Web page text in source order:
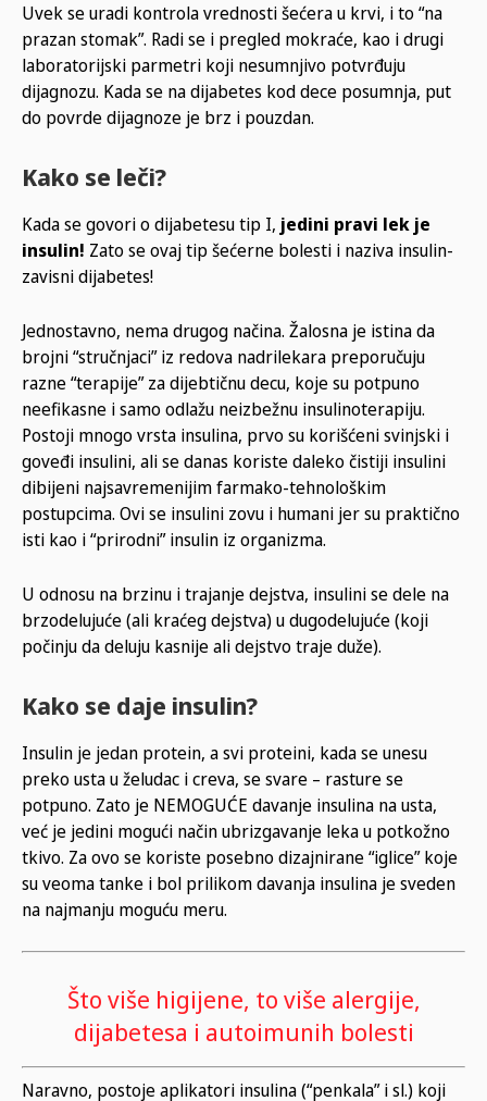
Uvek se uradi kontrola vrednosti šećera u krvi, i to “na
prazan stomak”. Radi se i pregled mokraće, kao i drugi
laboratorijski parmetri koji nesumnjivo potvrđuju
dijagnozu. Kada se na dijabetes kod dece posumnja, put
do povrde dijagnoze je brz i pouzdan.
Kako se leči?
Kada se govori o dijabetesu tip I, jedini pravi lek je
insulin! Zato se ovaj tip šećerne bolesti i naziva insulin-
zavisni dijabetes!
Jednostavno, nema drugog načina. Žalosna je istina da
brojni “stručnjaci” iz redova nadrilekara preporučuju
razne “terapije” za dijebtičnu decu, koje su potpuno
neefikasne i samo odlažu neizbežnu insulinoterapiju.
Postoji mnogo vrsta insulina, prvo su korišćeni svinjski i
goveđi insulini, ali se danas koriste daleko čistiji insulini
dibijeni najsavremenijim farmako-tehnološkim
postupcima. Ovi se insulini zovu i humani jer su praktično
isti kao i “prirodni” insulin iz organizma.
U odnosu na brzinu i trajanje dejstva, insulini se dele na
brzodelujuće (ali kraćeg dejstva) u dugodelujuće (koji
počinju da deluju kasnije ali dejstvo traje duže).
Kako se daje insulin?
Insulin je jedan protein, a svi proteini, kada se unesu
preko usta u želudac i creva, se svare – rasture se
potpuno. Zato je NEMOGUĆE davanje insulina na usta,
već je jedini mogući način ubrizgavanje leka u potkožno
tkivo. Za ovo se koriste posebno dizajnirane “iglice” koje
su veoma tanke i bol prilikom davanja insulina je sveden
na najmanju moguću meru.
Što više higijene, to više alergije,
dijabetesa i autoimunih bolesti
Naravno, postoje aplikatori insulina (“penkala” i sl.) koji